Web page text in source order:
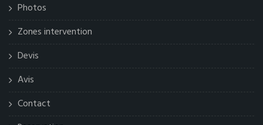
Photos
Zones intervention
Devis
Avis
Contact